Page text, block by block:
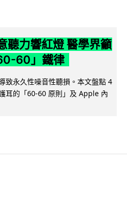
聽力響紅燈 醫學界籲
60」鐵律
致永久性噪音性聽損。本文盤點 4
耳的「60-60 原則」及 Apple 內